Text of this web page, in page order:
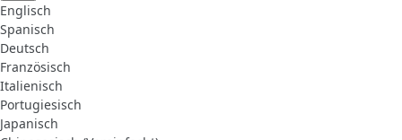
Englisch
Spanisch
Deutsch
Französisch
Italienisch
Portugiesisch
Japanisch